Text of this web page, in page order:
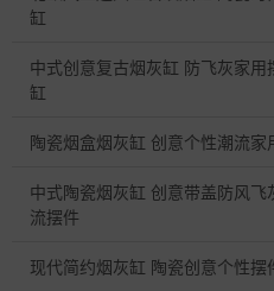
缸
中式创意复古烟灰缸 防飞灰家
缸
陶瓷烟盒烟灰缸 创意个性潮流
中式陶瓷烟灰缸 创意带盖防风
流摆件
现代简约烟灰缸 陶瓷创意个性